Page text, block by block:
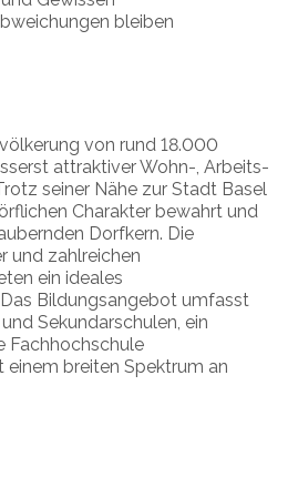
bleiben
von rund 18.000
attraktiver Wohn-, Arbeits-
seiner Nähe zur Stadt Basel
Charakter bewahrt und
Dorfkern. Die
und zahlreichen
ein ideales
Bildungsangebot umfasst
Sekundarschulen, ein
Fachhochschule
breiten Spektrum an